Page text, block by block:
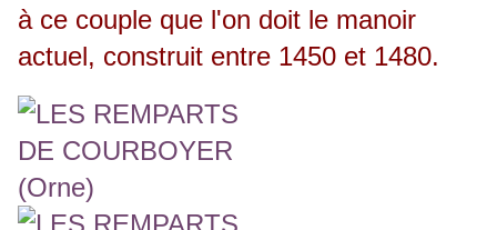
à ce couple que l'on doit le manoir
actuel, construit entre 1450 et 1480.